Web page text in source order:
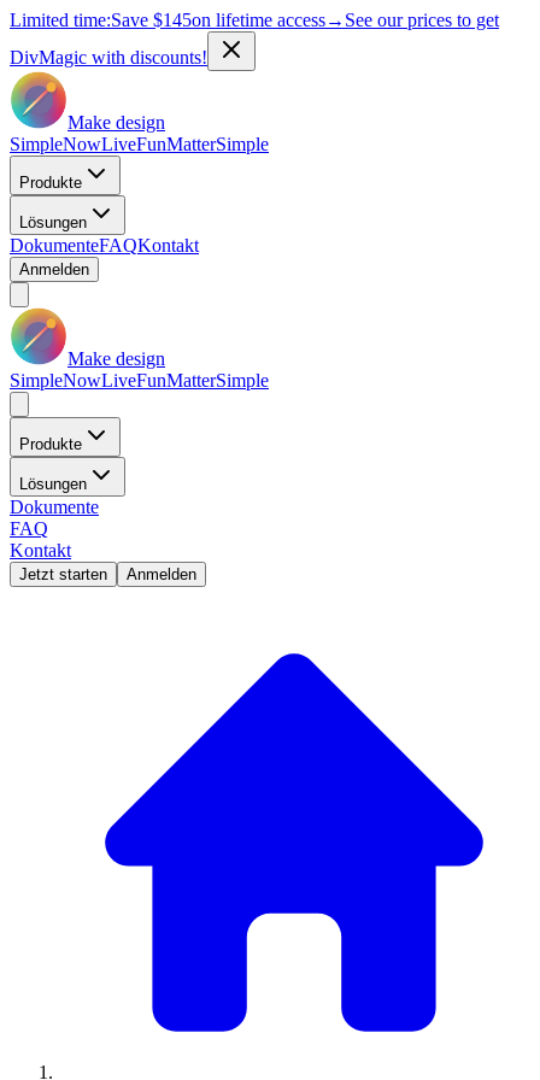
Limited time:Save $145on lifetime access→ See our prices to get
DivMagic with discounts!
Make design
SimpleNowLiveFunMatterSimple
Produkte
Lösungen
DokumenteFAQKontakt
Anmelden
Make design
SimpleNowLiveFunMatterSimple
Produkte
Lösungen
Dokumente
FAQ
Kontakt
Jetzt starten Anmelden